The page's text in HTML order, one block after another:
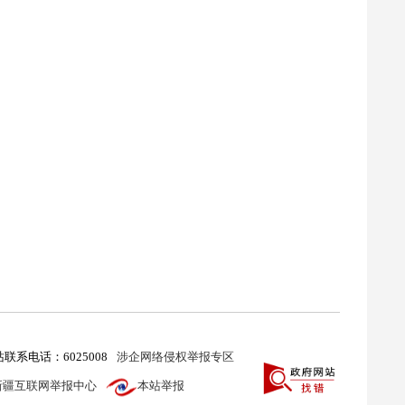
联系电话：6025008 涉企网络侵权举报专区
疆互联网举报中心 本站举报